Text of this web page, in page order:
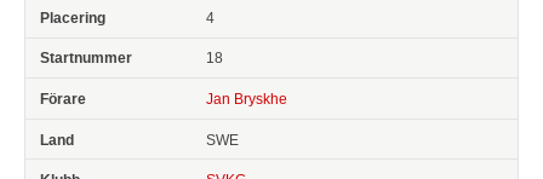
4
18
Jan Bryskhe
SWE